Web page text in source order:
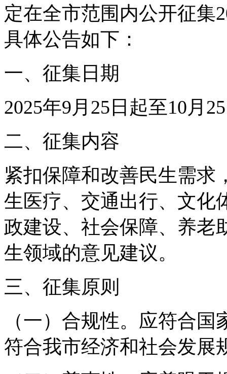
定在全市范围内公开征集
具体公告如下：
一、征集日期
2025年9月25日起至10月
二、征集内容
紧扣保障和改善民生需求
生医疗、交通出行、文化
政建设、社会保障、养老
生领域的意见建议。
三、征集原则
（一）合规性。应符合
符合我市经济和社会发展